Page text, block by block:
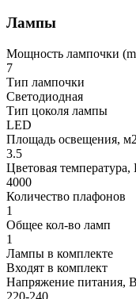
Лампы
Мощность лампочки
7
Тип лампочки
Светодиодная
Тип цоколя лампы
LED
Площадь освещения, м2
3.5
Цветовая температура,
4000
Количество плафонов
1
Общее кол-во ламп
1
Лампы в комплекте
Входят в комплект
Напряжение питания, В
220-240